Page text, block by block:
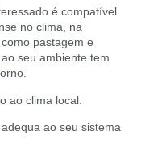
é compatível
no clima, na
pastagem e
seu ambiente tem
ao clima local.
ao seu sistema